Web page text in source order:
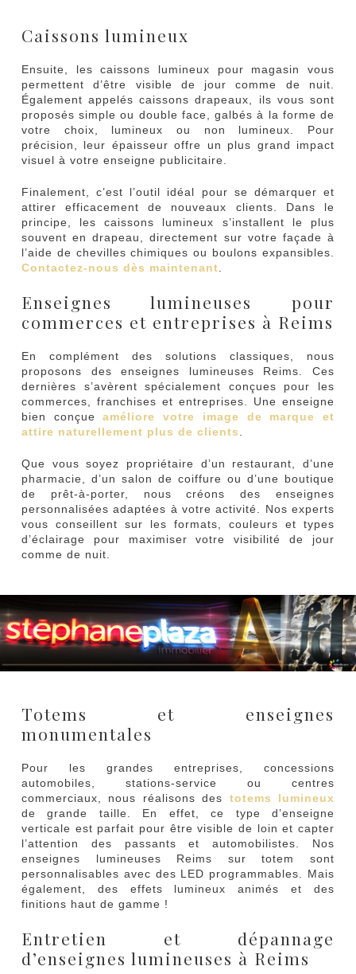
Caissons lumineux
Ensuite, les caissons lumineux pour magasin vous
permettent d’être visible de jour comme de nuit.
Également appelés caissons drapeaux, ils vous sont
proposés simple ou double face, galbés à la forme de
votre choix, lumineux ou non lumineux. Pour
précision, leur épaisseur offre un plus grand impact
visuel à votre enseigne publicitaire.
Finalement, c’est l’outil idéal pour se démarquer et
attirer efficacement de nouveaux clients. Dans le
principe, les caissons lumineux s’installent le plus
souvent en drapeau, directement sur votre façade à
l’aide de chevilles chimiques ou boulons expansibles.
Contactez-nous dès maintenant
Enseignes lumineuses pour
commerces et entreprises à Reims
En complément des solutions classiques, nous
proposons des enseignes lumineuses Reims. Ces
dernières s’avèrent spécialement conçues pour les
commerces, franchises et entreprises. Une enseigne
bien conçueaméliore votre image de marque et
attire naturellement plus de clients
Que vous soyez propriétaire d’un restaurant, d’une
pharmacie, d’un salon de coiffure ou d’une boutique
de prêt-à-porter, nous créons des enseignes
personnalisées adaptées à votre activité. Nos experts
vous conseillent sur les formats, couleurs et types
d’éclairage pour maximiser votre visibilité de jour
comme de nuit.
Totems et enseignes
monumentales
Pour les grandes entreprises, concessions
automobiles, stations-service ou centres
commerciaux, nous réalisons des totems lumineux
de grande taille. En effet, ce type d’enseigne
verticale est parfait pour être visible de loin et capter
l’attention des passants et automobilistes. Nos
enseignes lumineuses Reims sur totem sont
personnalisables avec des LED programmables. Mais
également, des effets lumineux animés et des
finitions haut de gamme !
Entretien et dépannage
d’enseignes lumineuses à Reims